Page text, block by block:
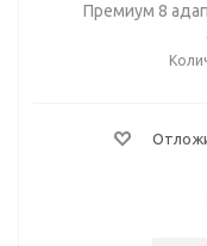
Премиум 8